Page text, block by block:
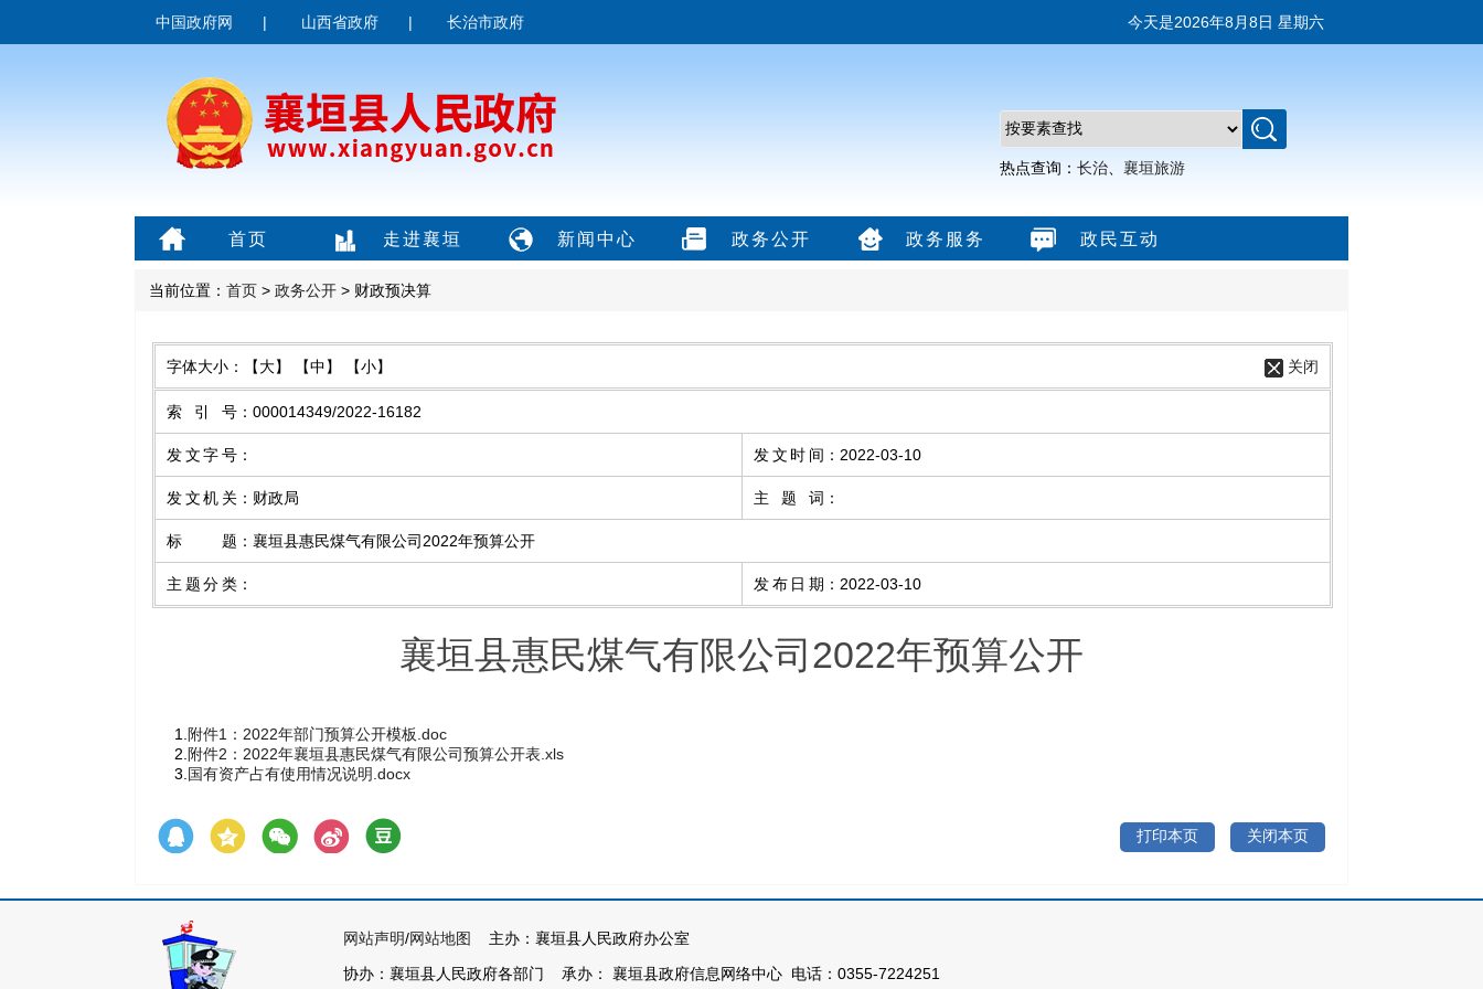
中国政府网 | 山西省政府 | 长治市政府 今天是2026年8月8日 星期六
热点查询： 长治 襄垣旅游
首页 走进襄垣 新闻中心 政务公开 政务服务 政民互动
当前位置： 首页 > 政务公开 > 财政预决算
字体大小： 【大】 【中】 【小】 关闭
索引号 ： 000014349/2022-16182
发文字号 ： 发文时间 ： 2022-03-10
发文机关 ： 财政局 主题词 ：
标题 ： 襄垣县惠民煤气有限公司2022年预算公开
主题分类 ： 发布日期 ： 2022-03-10
襄垣县惠民煤气有限公司2022年预算公开
1. 附件1：2022年部门预算公开模板.doc
2. 附件2：2022年襄垣县惠民煤气有限公司预算公开表.xls
3. 国有资产占有使用情况说明.docx
打印本页 关闭本页
网站声明/网站地图
主办：襄垣县人民政府办公室
协办：襄垣县人民政府各部门 承办： 襄垣县政府信息网络中心 电话：0355-7224251